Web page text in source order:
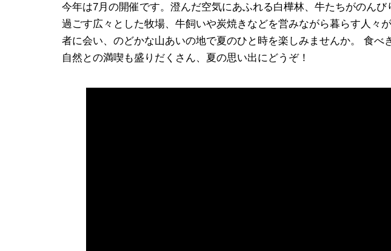
今年は7月の開催です。澄んだ空気にあふれる白樺林、牛たちがのんび
過ごす広々とした牧場、牛飼いや炭焼きなどを営みながら暮らす人々
者に会い、のどかな山あいの地で夏のひと時を楽しみませんか。 食べ
自然との満喫も盛りだくさん、夏の思い出にどうぞ！